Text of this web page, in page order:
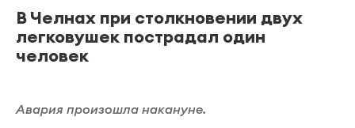
В Челнах при столкновении двух
легковушек пострадал один
человек
Авария произошла накануне.